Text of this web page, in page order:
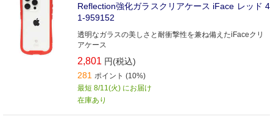
Reflection強化ガラスクリアケース iFace レッド 4
1-959152
透明なガラスの美しさと耐衝撃性を兼ね備えたiFaceクリ
アケース
2,801 円(税込)
281 ポイント (10%)
最短 8/11(火) にお届け
在庫あり